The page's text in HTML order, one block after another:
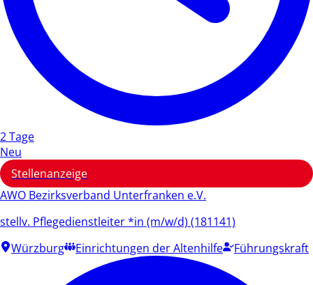
2 Tage
Neu
Stellenanzeige
AWO Bezirksverband Unterfranken e.V.
stellv. Pflegedienstleiter *in (m/w/d) (181141)
Würzburg
Einrichtungen der Altenhilfe Führungskraft